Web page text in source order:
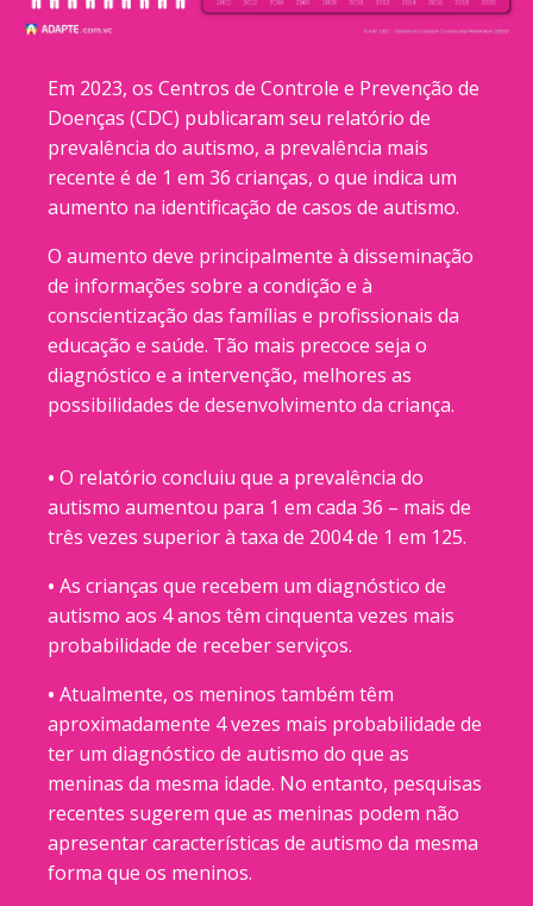
Em 2023, os Centros de Controle e Prevenção de
Doenças (CDC) publicaram seu relatório de
prevalência do autismo, a prevalência mais
recente é de 1 em 36 crianças, o que indica um
aumento na identificação de casos de autismo.
O aumento deve principalmente à disseminação
de informações sobre a condição e à
conscientização das famílias e profissionais da
educação e saúde. Tão mais precoce seja o
diagnóstico e a intervenção, melhores as
possibilidades de desenvolvimento da criança.
• O relatório concluiu que a prevalência do
autismo aumentou para 1 em cada 36 – mais de
três vezes superior à taxa de 2004 de 1 em 125.
• As crianças que recebem um diagnóstico de
autismo aos 4 anos têm cinquenta vezes mais
probabilidade de receber serviços.
• Atualmente, os meninos também têm
aproximadamente 4 vezes mais probabilidade de
ter um diagnóstico de autismo do que as
meninas da mesma idade. No entanto, pesquisas
recentes sugerem que as meninas podem não
apresentar características de autismo da mesma
forma que os meninos.